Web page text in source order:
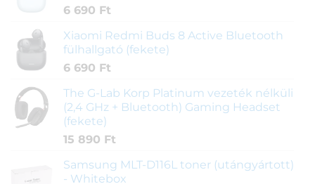
6 690 Ft
Xiaomi Redmi Buds 8 Active Bluetooth
fülhallgató (fekete)
6 690 Ft
The G-Lab Korp Platinum vezeték nélküli
(2,4 GHz + Bluetooth) Gaming Headset
(fekete)
15 890 Ft
Samsung MLT-D116L toner (utángyártott)
- Whitebox